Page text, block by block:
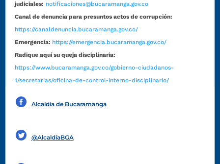
judiciales: notificaciones@bucaramanga.gov.co
Canal de denuncia para presuntos actos de corrupción:
https://canaldenuncia.bucaramanga.gov.co/
Emergencia: https://emergencia.bucaramanga.gov.co/
Radique aquí su queja disciplinaria:
https://www.bucaramanga.gov.co/gobierno-ciudadanos-
1/secretarias/oficina-de-control-interno-disciplinario/
Alcaldía de Bucaramanga
@AlcaldíaBGA